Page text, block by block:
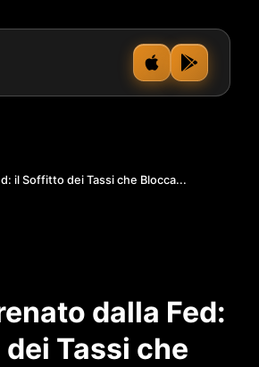
il Soffitto dei Tassi che Blocca...
dalla Fed:
Tassi che